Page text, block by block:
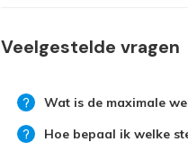
Veelgestelde vragen
Wat is de maximale
Hoe bepaal ik welke